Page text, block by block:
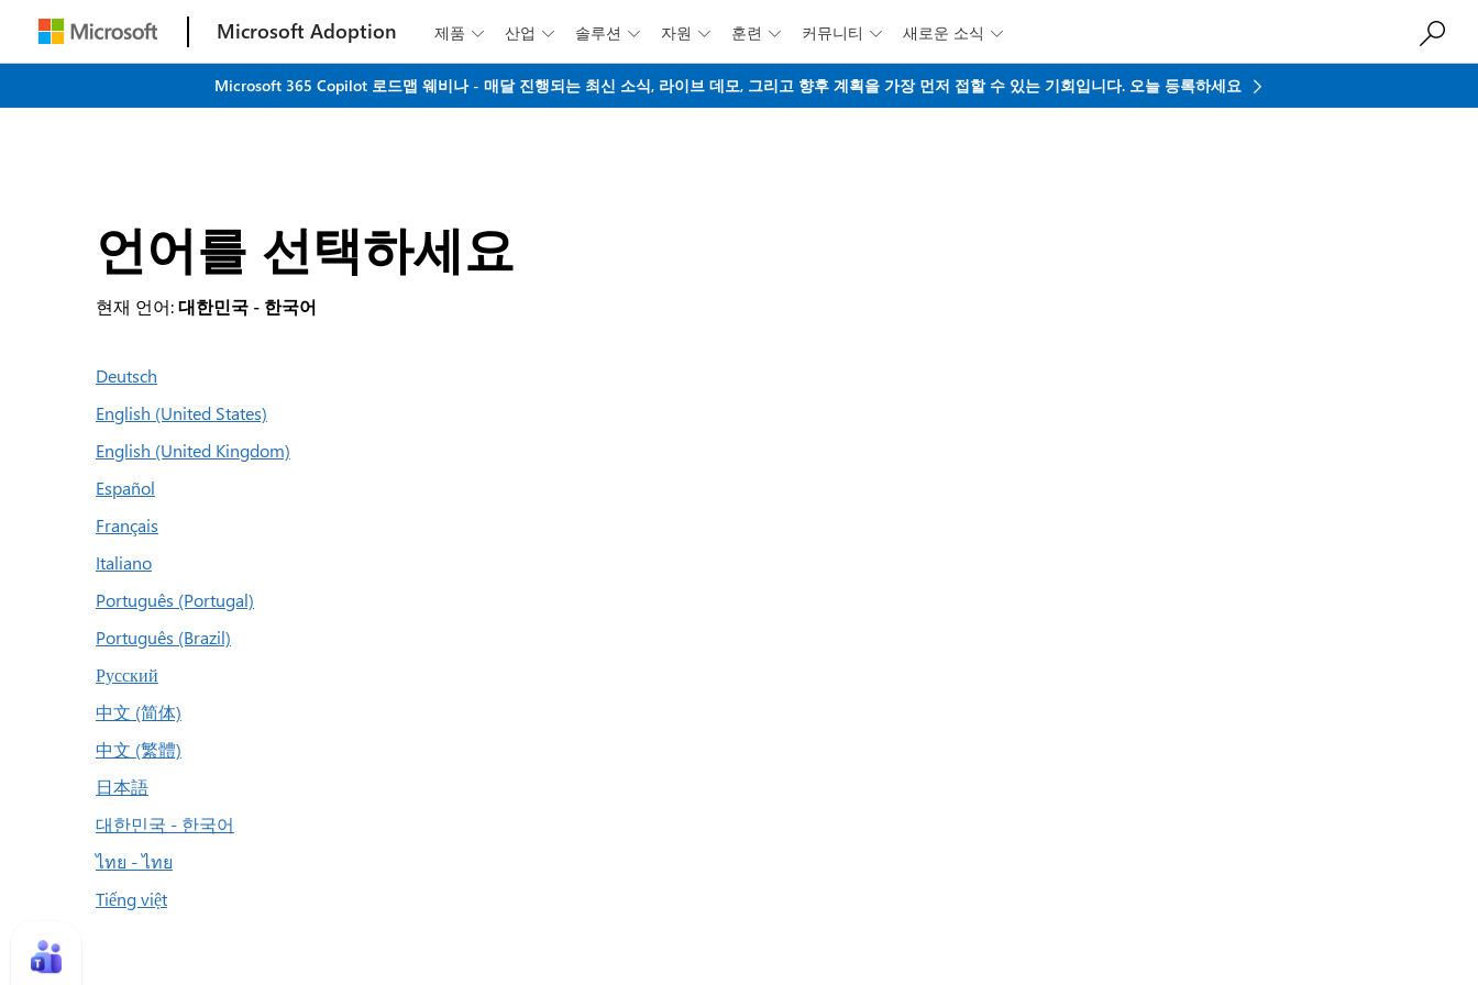
주요 콘텐츠로 건너뛰기
Microsoft Adoption 제품  산업  솔루션  자원  훈련  커뮤니티  새로운 소식 
Microsoft 365 Copilot 로드맵 웨비나 - 매달 진행되는 최신 소식, 라이브 데모, 그리고 향후 계획을 가장 먼저 접할 수 있는 기회입니다. 오늘 등록하세요
언어를 선택하세요
현재 언어:대한민국 - 한국어
Deutsch
English (United States)
English (United Kingdom)
Español
Français
Italiano
Português (Portugal)
Português (Brazil)
Русский
中文 (简体)
中文 (繁體)
日本語
대한민국 - 한국어
ไทย - ไทย
Tiếng việt